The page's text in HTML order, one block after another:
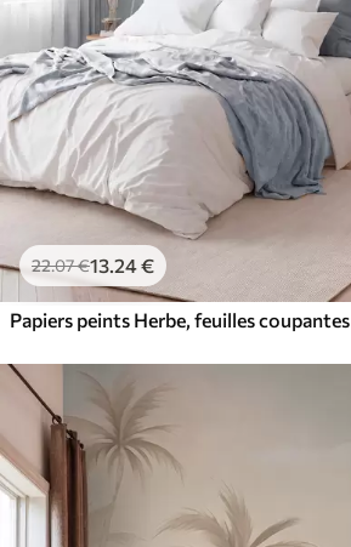
22.07€13.24€
Papiers peints Herbe, feuilles coupantes